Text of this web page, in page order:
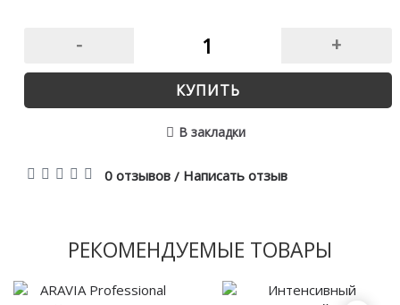
- +
КУПИТЬ
В закладки
0 отзывов/ Написать отзыв
РЕКОМЕНДУЕМЫЕ ТОВАРЫ